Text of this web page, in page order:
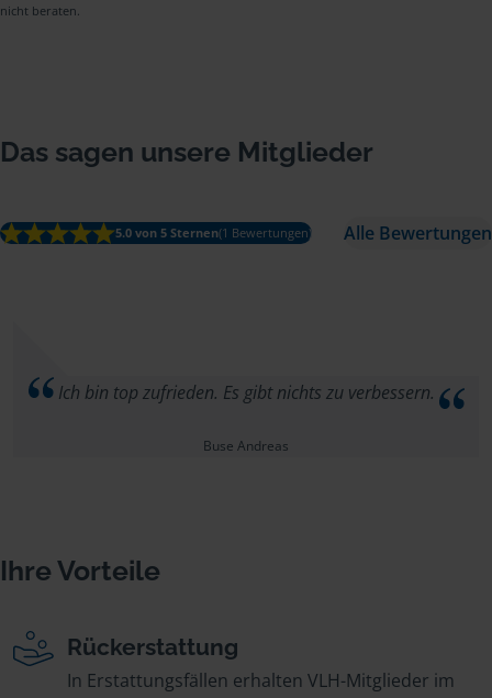
nicht beraten.
Das sagen unsere Mitglieder
5.0 von 5 Sternen(1 Bewertungen) Alle Bewertungen
Ich bin top zufrieden. Es gibt nichts zu verbessern.
Buse Andreas
Ihre Vorteile
Rückerstattung
In Erstattungsfällen erhalten VLH-Mitglieder im